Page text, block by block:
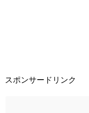
スポンサードリンク